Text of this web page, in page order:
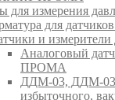
для измерения
для
и
Аналоговый
ПРОМА
ДДМ-03, ДДМ-
избыточного,